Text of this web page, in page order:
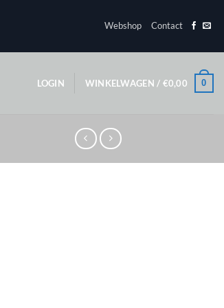
Webshop Contact
LOGIN WINKELWAGEN / €0,00 0